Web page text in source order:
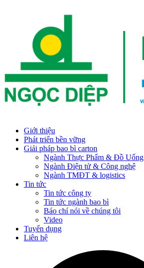
Giới thiệu
Phát triển bền vững
Giải pháp bao bì carton
Ngành Thực Phẩm & Đồ Uống
Ngành Điện tử & Công nghệ
Ngành TMĐT & logistics
Tin tức
Tin tức công ty
Tin tức ngành bao bì
Báo chí nói về chúng tôi
Video
Tuyển dụng
Liên hệ